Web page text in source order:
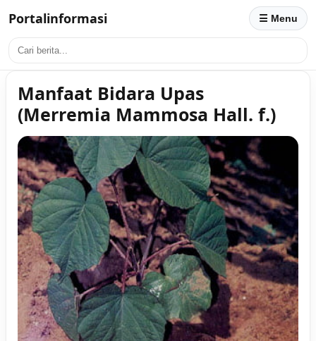
Portalinformasi ☰ Menu
Manfaat Bidara Upas
(Merremia Mammosa Hall. f.)